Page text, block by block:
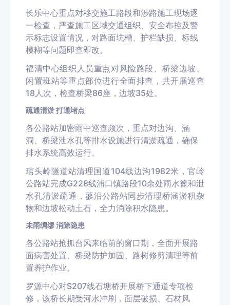
长乐中心重点对移交施工路段和涉路施工现场逐
一检查，严查施工区域交通组织、安全布控及警
示标志设置情况，对路面坑槽、护栏缺损、标线
模糊等问题即查即改。
福清中心组织人员重点对风险路段、桥梁边坡、
闲置班站等重点部位进行全面排查，共开展巡查
18人次，检查桥梁86座，边坡35处。
疏通清淤 打通堵点
各公路站加密雨中巡查频次，重点对边沟、涵
洞、桥梁泄水孔等排水设施进行清淤疏通，确保
排水系统高效运行。
琯头岭隧道站清理国道104线边沟1982米，官岭
公路站完成G228线浦口镇路段10余处雨水篦和泄
水孔清淤疏通，蓼沿公路站同步清理桥涵淤积杂
物和边坡松动土石，全力消除积水隐患。
未雨绸缪 消除隐患
各公路站抢抓台风来临前的窗口期，全面开展路
面病害处置、桥梁防护加固、路树修剪清理等前
置养护作业。
罗源中心对S207线石塘桥开展桥下通道专项检
修，该桥长期受河水冲刷，面层破损、石材风